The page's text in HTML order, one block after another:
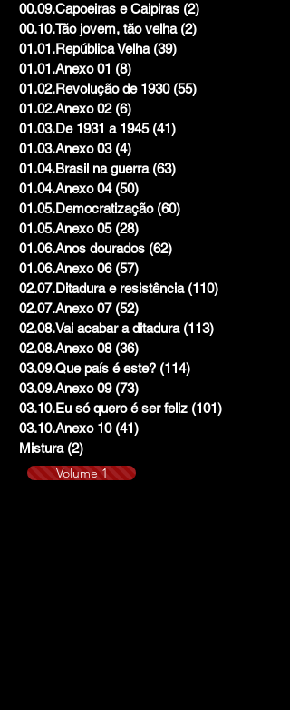
00.09.Capoeiras e Caipiras (2)
00.10.Tão jovem, tão velha (2)
01.01.República Velha (39)
01.01.Anexo 01 (8)
01.02.Revolução de 1930 (55)
01.02.Anexo 02 (6)
01.03.De 1931 a 1945 (41)
01.03.Anexo 03 (4)
01.04.Brasil na guerra (63)
01.04.Anexo 04 (50)
01.05.Democratização (60)
01.05.Anexo 05 (28)
01.06.Anos dourados (62)
01.06.Anexo 06 (57)
02.07.Ditadura e resistência (110)
02.07.Anexo 07 (52)
02.08.Vai acabar a ditadura (113)
02.08.Anexo 08 (36)
03.09.Que país é este? (114)
03.09.Anexo 09 (73)
03.10.Eu só quero é ser feliz (101)
03.10.Anexo 10 (41)
Mistura (2)
Volume 1